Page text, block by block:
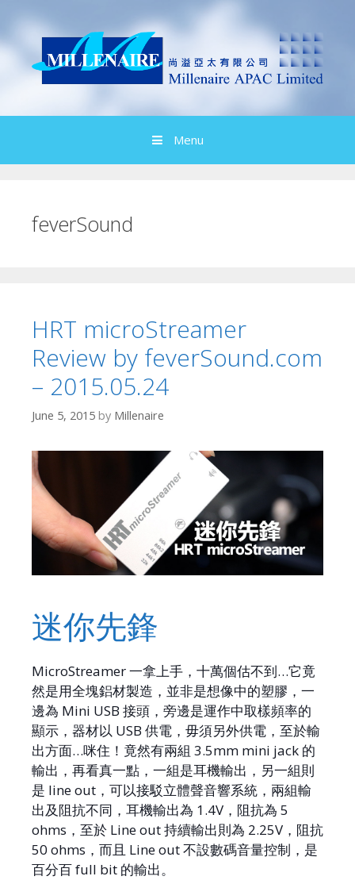
content
Menu
feverSound
HRT microStreamer
Review by feverSound.com
– 2015.05.24
June 5, 2015 by Millenaire
迷你先鋒
MicroStreamer 一拿上手，十萬個估不到…它竟
然是用全塊鋁材製造，並非是想像中的塑膠，一
邊為 Mini USB 接頭，旁邊是運作中取樣頻率的
顯示，器材以 USB 供電，毋須另外供電，至於輸
出方面…咪住！竟然有兩組 3.5mm mini jack 的
輸出，再看真一點，一組是耳機輸出，另一組則
是 line out，可以接駁立體聲音響系統，兩組輸
出及阻抗不同，耳機輸出為 1.4V，阻抗為 5
ohms，至於 Line out 持續輸出則為 2.25V，阻抗
50 ohms，而且 Line out 不設數碼音量控制，是
百分百 full bit 的輸出。